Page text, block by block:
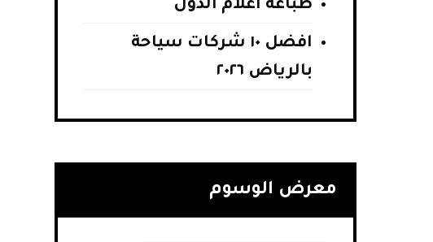
طباعة اعلام الدول
افضل ١٠ شركات سياحة
بالرياض ٢٠٢٦
معرض الوسوم